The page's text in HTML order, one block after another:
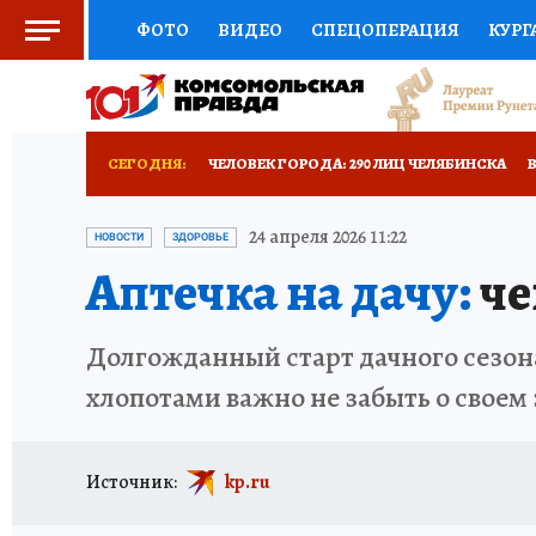
ФОТО ВИДЕО СПЕЦОПЕРАЦИЯ
СОЦПОДДЕРЖКА НАУКА СПОРТ
НОВОЕ НА САЙТЕ
СЕГОДНЯ: ЧЕЛОВЕК ГОРОДА: 290 ЛИЦ ЧЕЛЯБИНСКА
КАРЬЕРА В КАРЬЕРЕ БИТВА ЗА ДУМУ
ВОЕНКОРЫ КП АВИА УКРАИНА: СВОДКА
БУДНИ ТАНКОГРАДА НАВИГАТОР ГАИ
ЖЕНЩИНЫ В БОЛЬШОМ ГОРОДЕ
НОВОСТИ ЗДОРОВЬЕ 24 апреля 2026 11:22
Аптечка на дачу:
Долгожданный старт дачного
хлопотами важно не забыть о своем
Источник: kp.ru